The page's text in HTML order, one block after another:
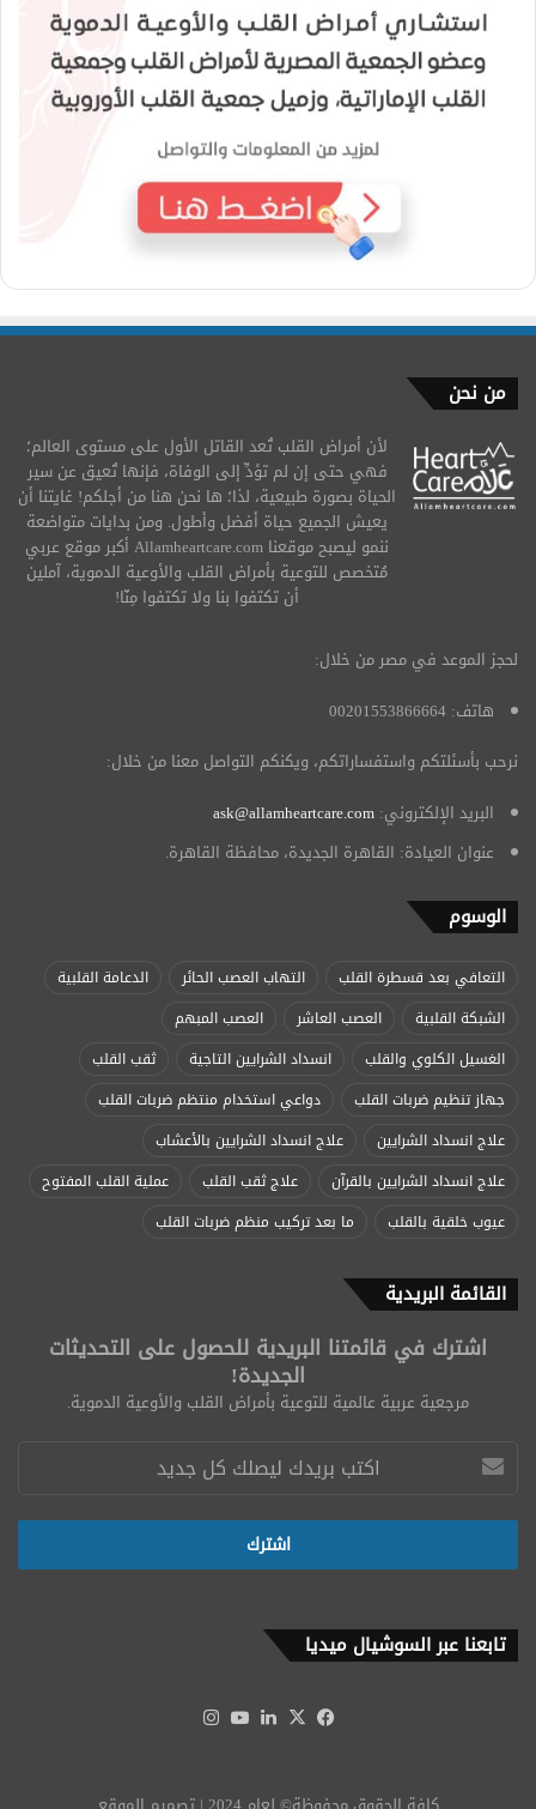
من نحن
لأن أمراض القلب تُعد القاتل الأول على مستوى العالم؛
فهي حتى إن لم تؤدِّ إلى الوفاة، فإنها تُعيق عن سير
الحياة بصورة طبيعية، لذا؛ ها نحن هنا من أجلكم! غايتنا أن
يعيش الجميع حياة أفضل وأطول. ومن بدايات متواضعة
ننمو ليصبح موقعنا Allamheartcare.com أكبر موقع عربي
مُتخصص للتوعية بأمراض القلب والأوعية الدموية، آملين
أن تكتفوا بنا ولا تكتفوا مِنّا!
لحجز الموعد في مصر من خلال:
هاتف: 00201553866664
نرحب بأسئلتكم واستفساراتكم، ويكنكم التواصل معنا من خلال:
البريد الإلكتروني: ask@allamheartcare.com
عنوان العيادة: القاهرة الجديدة، محافظة القاهرة.
الوسوم
التعافي بعد قسطرة القلب التهاب العصب الحائر
الدعامة القلبية
الشبكة القلبية
العصب العاشر
العصب المبهم
الغسيل الكلوي والقلب
انسداد الشرايين التاجية
ثقب القلب
جهاز تنظيم ضربات القلب
دواعي استخدام منتظم ضربات القلب
علاج انسداد الشرايين
علاج انسداد الشرايين بالأعشاب
علاج انسداد الشرايين بالقرآن
علاج ثقب القلب
عملية القلب المفتوح
عيوب خلقية بالقلب
ما بعد تركيب منظم ضربات القلب
القائمة البريدية
اشترك في قائمتنا البريدية للحصول على التحديثات
الجديدة!
مرجعية عربية عالمية للتوعية بأمراض القلب والأوعية الدموية.
تابعنا عبر السوشيال ميديا
فيسبوك
‫X لينكدإن‫YouTube